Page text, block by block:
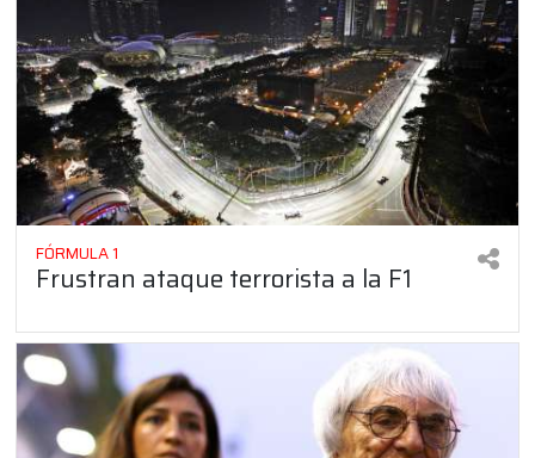
FÓRMULA 1
Frustran ataque terrorista a la F1